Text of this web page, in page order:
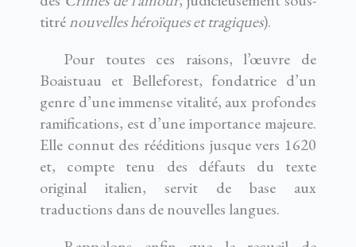
titrénouvelles héroïques et tragiques).
Pour toutes ces raisons, l’œuvre de
Boaistuau et Belleforest, fondatrice d’un
genre d’une immense vitalité, aux profondes
ramifications, est d’une importance majeure.
Elle connut des rééditions jusque vers 1620
et, compte tenu des défauts du texte
original italien, servit de base aux
traductions dans de nouvelles langues.